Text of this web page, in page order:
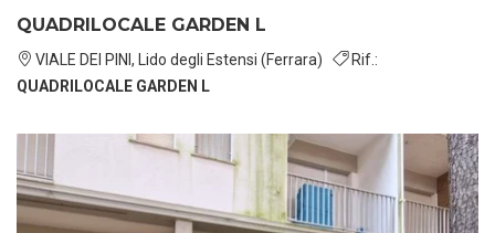
QUADRILOCALE GARDEN L
VIALE DEI PINI, Lido degli Estensi (Ferrara)
Rif.:
QUADRILOCALE GARDEN L